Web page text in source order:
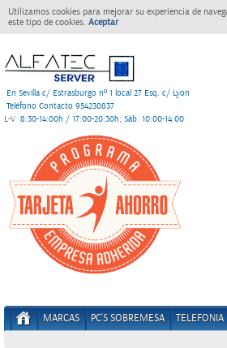
Utilizamos cookies para mejorar su experiencia de
este tipo de cookies. Aceptar
En Sevilla c/ Estrasburgo nº 1 local 27 Esq. c/ Lyon
Teléfono Contacto 954230837
L-V 8:30-14:00h / 17:00-20:30h; Sáb. 10:00-14:00
MARCAS PC'S SOBREMESA TELEFONIA